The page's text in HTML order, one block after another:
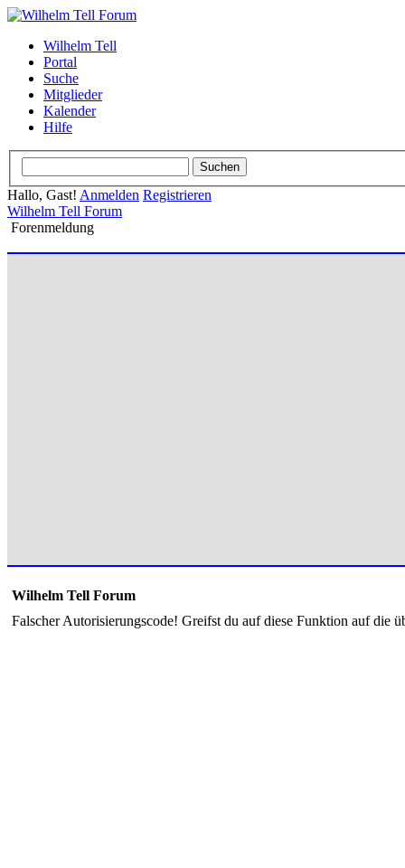
Wilhelm Tell
Portal
Suche
Mitglieder
Kalender
Hilfe
Hallo, Gast! Anmelden Registrieren
Wilhelm Tell Forum
Forenmeldung
Wilhelm Tell Forum
Falscher Autorisierungscode! Greifst du auf diese Funktion auf die